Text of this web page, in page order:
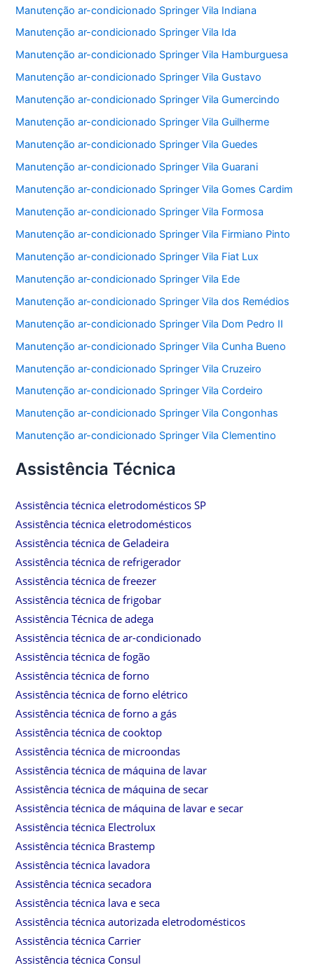
Manutenção ar-condicionado Springer Vila Indiana
Manutenção ar-condicionado Springer Vila Ida
Manutenção ar-condicionado Springer Vila Hamburguesa
Manutenção ar-condicionado Springer Vila Gustavo
Manutenção ar-condicionado Springer Vila Gumercindo
Manutenção ar-condicionado Springer Vila Guilherme
Manutenção ar-condicionado Springer Vila Guedes
Manutenção ar-condicionado Springer Vila Guarani
Manutenção ar-condicionado Springer Vila Gomes Cardim
Manutenção ar-condicionado Springer Vila Formosa
Manutenção ar-condicionado Springer Vila Firmiano Pinto
Manutenção ar-condicionado Springer Vila Fiat Lux
Manutenção ar-condicionado Springer Vila Ede
Manutenção ar-condicionado Springer Vila dos Remédios
Manutenção ar-condicionado Springer Vila Dom Pedro II
Manutenção ar-condicionado Springer Vila Cunha Bueno
Manutenção ar-condicionado Springer Vila Cruzeiro
Manutenção ar-condicionado Springer Vila Cordeiro
Manutenção ar-condicionado Springer Vila Congonhas
Manutenção ar-condicionado Springer Vila Clementino
Assistência Técnica
Assistência técnica eletrodomésticos SP
Assistência técnica eletrodomésticos
Assistência técnica de Geladeira
Assistência técnica de refrigerador
Assistência técnica de freezer
Assistência técnica de frigobar
Assistência Técnica de adega
Assistência técnica de ar-condicionado
Assistência técnica de fogão
Assistência técnica de forno
Assistência técnica de forno elétrico
Assistência técnica de forno a gás
Assistência técnica de cooktop
Assistência técnica de microondas
Assistência técnica de máquina de lavar
Assistência técnica de máquina de secar
Assistência técnica de máquina de lavar e secar
Assistência técnica Electrolux
Assistência técnica Brastemp
Assistência técnica lavadora
Assistência técnica secadora
Assistência técnica lava e seca
Assistência técnica autorizada eletrodomésticos
Assistência técnica Carrier
Assistência técnica Consul